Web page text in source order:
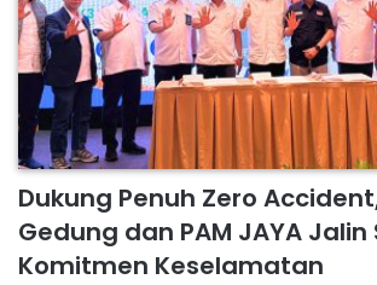
Dukung Penuh Zero
Gedung dan PAM JAYA Jalin
Komitmen Keselamatan